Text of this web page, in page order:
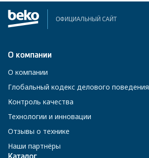
ОФИЦИАЛЬНЫЙ САЙТ
О компании
О компании
Глобальный кодекс делового поведения
Контроль качества
Технологии и инновации
Отзывы о технике
Наши партнёры
Каталог